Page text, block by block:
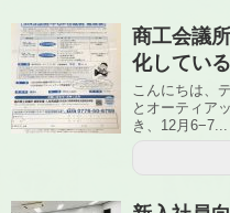
商工会議
化している
こんにちは、
とオーティア
き、12月6−7...